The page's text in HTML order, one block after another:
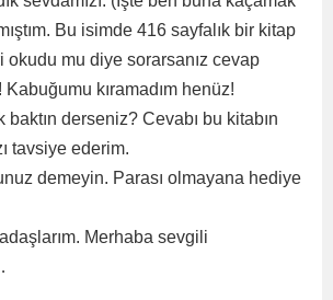
Bu isimde 416 sayfalık bir kitap
okudu mu diye sorarsanız cevap
Kabuğumu kıramadım henüz!
baktın derseniz? Cevabı bu kitabın
tavsiye ederim.
demeyin. Parası olmayana hediye
Merhaba sevgili